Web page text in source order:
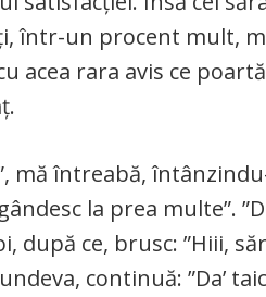
într-un procent mult,
acea rara avis ce poartă
mă întreabă,
la prea multe”.
după ce, brusc: ”Hiii,
continuă: ”Da’